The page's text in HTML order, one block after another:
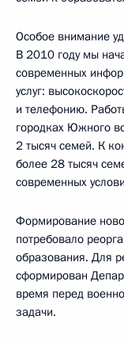
Особое внимание
В 2010 году мы
современных
услуг:
и телефонию.
городках Южного
2 тысяч семей. К
более 28 тысяч
современных
Формирование
потребовало
образования. Для
сформирован
время перед
задачи.